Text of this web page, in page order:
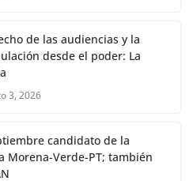
de las audiencias y la
desde el poder: La
3, 2026
candidato de la
Morena-Verde-PT; también